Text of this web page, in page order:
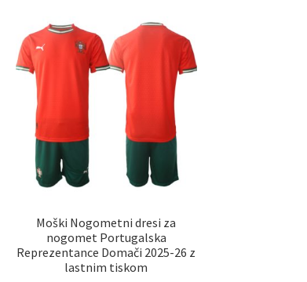
Moški Nogometni dresi za
nogomet Portugalska
Reprezentance Domači 2025-26 z
lastnim tiskom